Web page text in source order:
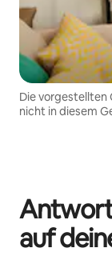
Die vorgestellten
nicht in diesem
auf